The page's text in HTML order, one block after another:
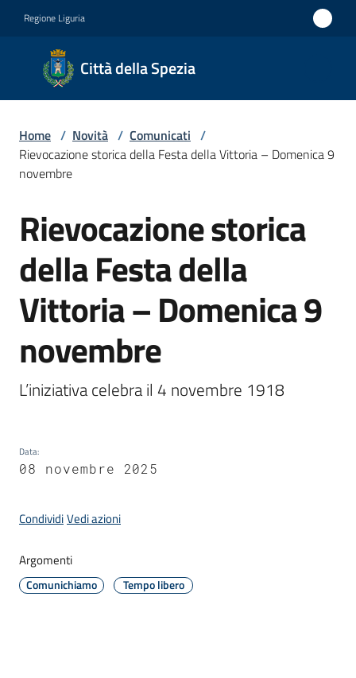
Regione Liguria
Città della Spezia
Città
della
Medaglia
d'oro al
Civile
Medaglia
d'argento
al Valor
Militare
Novità
Menu selezionato
il
Comune
Home / Novità / Comunicati /
Rievocazione storica della Festa della Vittoria – Domenica 9
novembre
Salta al contenuto
Rievocazione storica
della Festa della
Vittoria – Domenica 9
novembre
L’iniziativa celebra il 4 novembre 1918
Data:
08 novembre 2025
CondividiVedi azioni
Argomenti
Comunichiamo Tempo libero